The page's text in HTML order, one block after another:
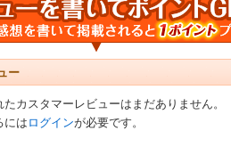
ー
カスタマーレビューはまだありません。
にはログインが必要です。